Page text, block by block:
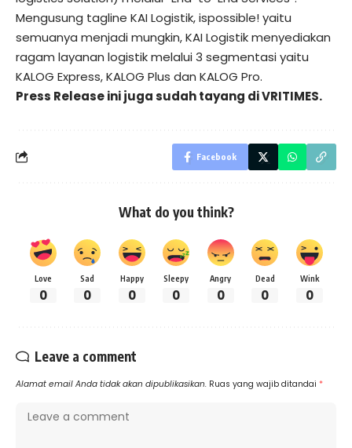
Mengusung tagline KAI Logistik, ispossible! yaitu
semuanya menjadi mungkin, KAI Logistik menyediakan
ragam layanan logistik melalui 3 segmentasi yaitu
KALOG Express, KALOG Plus dan KALOG Pro.
Press Release ini juga sudah tayang diVRITIMES.
Facebook
What do you think?
Love
0
Sad
0
Happy
0
Sleepy
0
Angry
0
Dead
0
Wink
0
Leave a comment
Alamat email Anda tidak akan dipublikasikan. Ruas yang wajib ditandai *